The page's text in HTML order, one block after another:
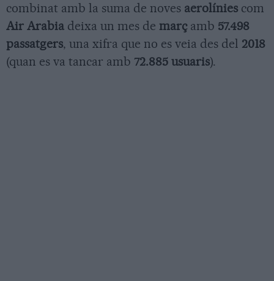
combinat amb la suma de noves aerolínies com
Air Arabia deixa un mes de marçamb 57.498
passatgers, una xifra que no es veia des del 2018
(quan es va tancar amb 72.885 usuaris).